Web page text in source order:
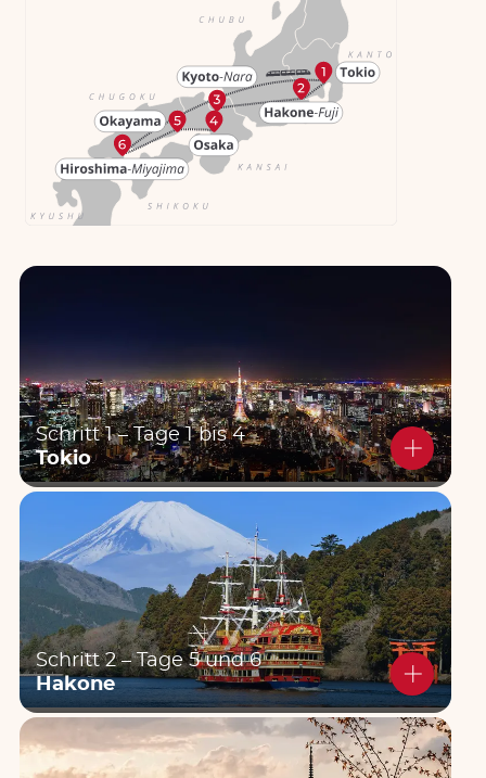
Schritt 1 – Tage 1 bis 4
Tokio
Schritt 2 – Tage 5 und 6
Hakone